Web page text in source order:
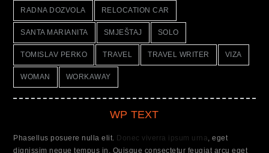
RADNA DOZVOLA RELOCATION CAR
SANTA MARIANITA SMJEŠTAJ SOLO
TOMISLAV PERKO TRAVEL TRAVEL WRITER VIZA
WOMAN WORKAWAY
WP TEXT
Phasellus posuere nulla elit. Donec viverra ipsum urna , eget
dignissim neque tempus in. Quisque consectetur feugiat arcu eget